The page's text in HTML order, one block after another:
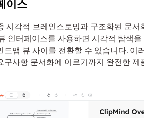
이스
시각적 브레인스토밍과 구조화된 문서
인터페이스를 사용하면 시각적 탐색
드맵 뷰 사이를 전환할 수 있습니다. 이
구사항 문서화에 이르기까지 완전한 제